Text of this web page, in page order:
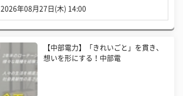
2026年08月27日(木) 14:00
【中部電力】「きれいごと」を貫き、
想いを形にする！中部電